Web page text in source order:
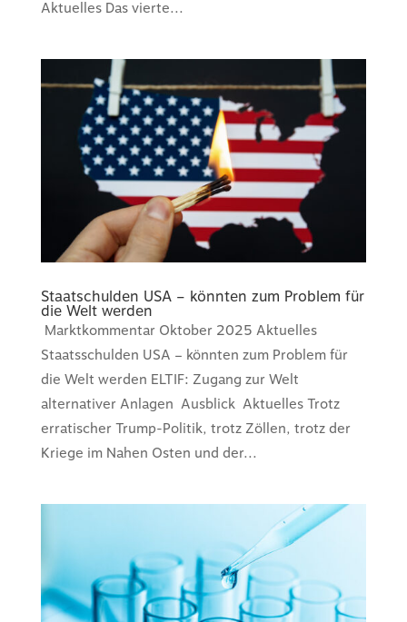
Aktuelles Das vierte...
Staatschulden USA – könnten zum Problem für
die Welt werden
Marktkommentar Oktober 2025 Aktuelles
Staatsschulden USA – könnten zum Problem für
die Welt werden ELTIF: Zugang zur Welt
alternativer Anlagen Ausblick Aktuelles Trotz
erratischer Trump-Politik, trotz Zöllen, trotz der
Kriege im Nahen Osten und der...